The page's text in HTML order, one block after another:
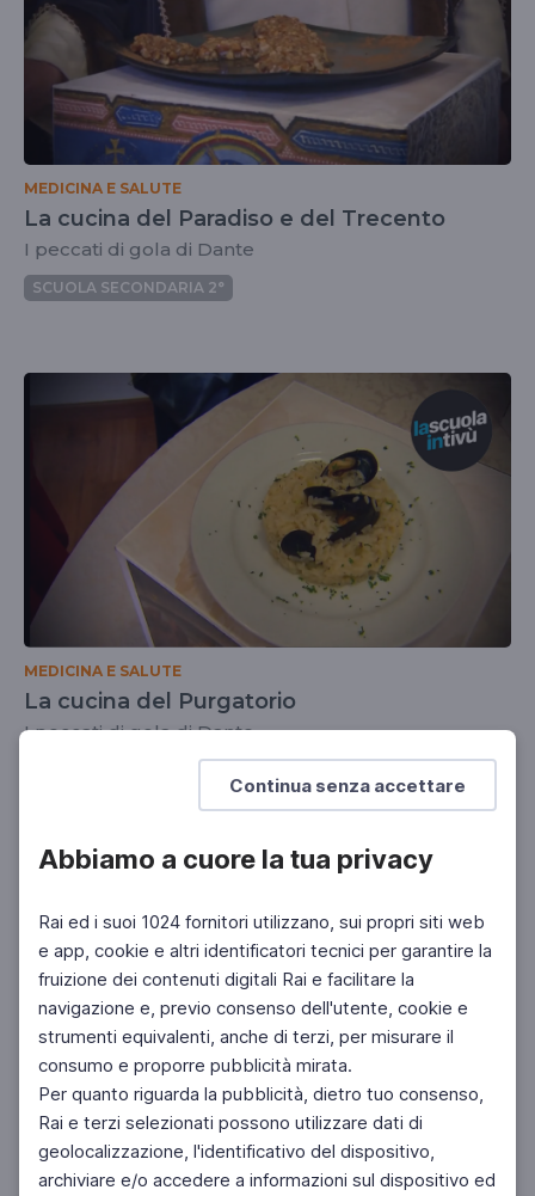
Continua senza accettare
Abbiamo a cuore la tua privacy
Rai ed i suoi 1024 fornitori utilizzano, sui propri siti web
e app, cookie e altri identificatori tecnici per garantire la
fruizione dei contenuti digitali Rai e facilitare la
navigazione e, previo consenso dell'utente, cookie e
strumenti equivalenti, anche di terzi, per misurare il
consumo e proporre pubblicità mirata.
Per quanto riguarda la pubblicità, dietro tuo consenso,
Rai e terzi selezionati possono utilizzare dati di
geolocalizzazione, l'identificativo del dispositivo,
archiviare e/o accedere a informazioni sul dispositivo ed
MEDICINA E SALUTE
La cucina del Paradiso e del Trecento
I peccati di gola di Dante
SCUOLA SECONDARIA 2°
MEDICINA E SALUTE
La cucina del Purgatorio
I peccati di gola di Dante